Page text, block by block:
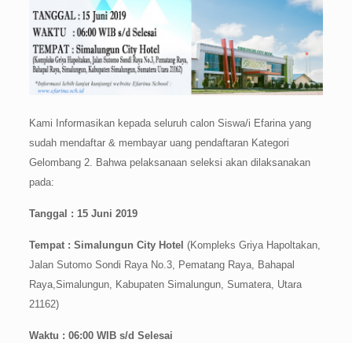
Kami Informasikan kepada seluruh calon Siswa/i Efarina yang
sudah mendaftar & membayar uang pendaftaran Kategori
Gelombang 2. Bahwa pelaksanaan seleksi akan dilaksanakan
pada:
Tanggal : 15 Juni 2019
Tempat : Simalungun City Hotel (Kompleks Griya Hapoltakan,
Jalan Sutomo Sondi Raya No.3, Pematang Raya, Bahapal
Raya,Simalungun, Kabupaten Simalungun, Sumatera, Utara
21162)
Waktu : 06:00 WIB s/d Selesai